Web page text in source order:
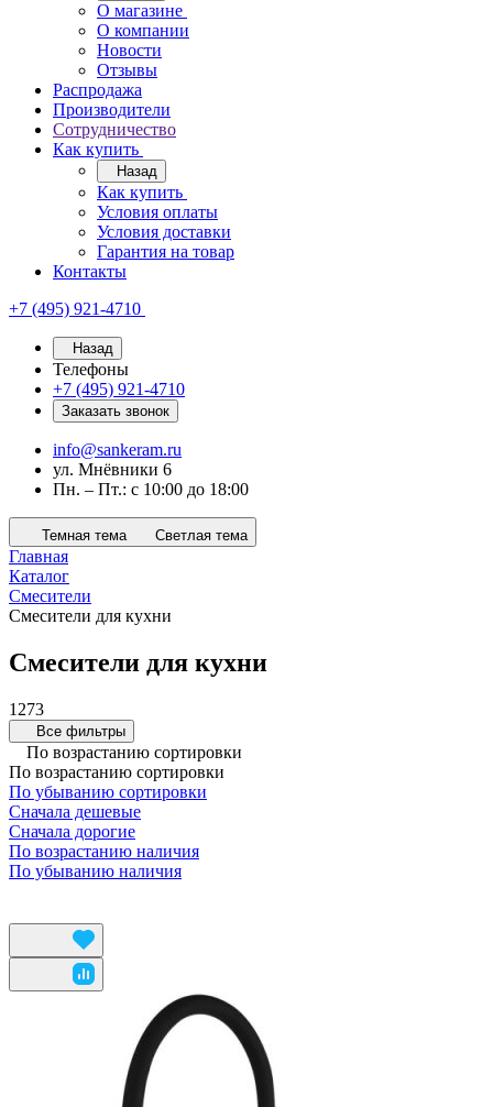
О магазине
О компании
Новости
Отзывы
Распродажа
Производители
Сотрудничество
Как купить
Назад
Как купить
Условия оплаты
Условия доставки
Гарантия на товар
Контакты
+7 (495) 921-4710
Назад
Телефоны
+7 (495) 921-4710
Заказать звонок
info@sankeram.ru
ул. Мнёвники 6
Пн. – Пт.: с 10:00 до 18:00
Темная тема Светлая тема
Главная
Каталог
Смесители
Смесители для кухни
Смесители для кухни
1273
Все фильтры
По возрастанию сортировки
По возрастанию сортировки
По убыванию сортировки
Сначала дешевые
Сначала дорогие
По возрастанию наличия
По убыванию наличия